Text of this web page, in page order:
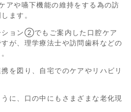
アや嚥下機能の維持をする為の訪
ます。
ション②でもご案内した口腔ケア
が、理学療法士や訪問歯科などの
を図り、自宅でのケアやリハビリ
に、口の中にもさまざまな老化現